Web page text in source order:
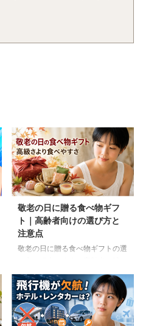
敬老の日に贈る食べ物ギフ
ト｜高齢者向けの選び方と
注意点
敬老の日に贈る食べ物ギフトの選
力や好み、食事制限、保存方法に
配慮しながら、和菓子、スープ、
ご飯のお供、やわらか食などの候
補をわかりやすく解説します。